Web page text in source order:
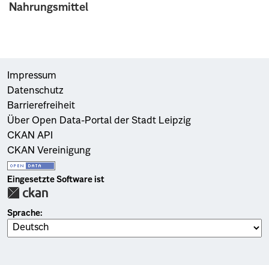
Nahrungsmittel
Impressum
Datenschutz
Barrierefreiheit
Über Open Data-Portal der Stadt Leipzig
CKAN API
CKAN Vereinigung
Eingesetzte Software ist
Sprache